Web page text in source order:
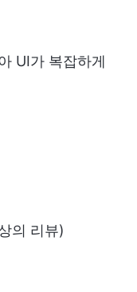
UI가 복잡하게
의 리뷰)